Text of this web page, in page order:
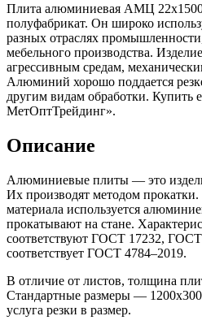
Плита алюминиевая АМЦ
полуфабрикат. Он широко
разных отраслях
мебельного производства.
агрессивным средам,
Алюминий хорошо поддается
другим видам обработки.
МетОптТрейдинг».
Описание
Алюминиевые плиты — это
Их производят методом прокатки.
материала используется
прокатывают на стане.
соответствуют ГОСТ 17232,
соответствует ГОСТ 4784–2019.
В отличие от листов, толщина
Стандартные размеры —
услуга резки в размер.